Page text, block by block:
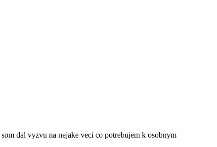
dal vyzvu na nejake veci co potrebujem k osobnym